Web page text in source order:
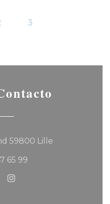
3
59800 Lille
65 99
((abre numa
Instagram ((abre